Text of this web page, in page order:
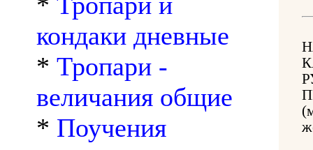
кондаки дневные
* Тропари -
величания общие
* Поучения